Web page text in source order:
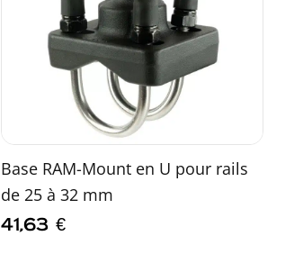
Base RAM-Mount en U pour rails
de 25 à 32 mm
41,63 €